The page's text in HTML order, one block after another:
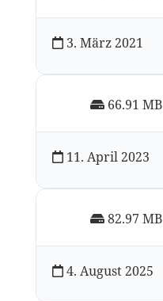
82.97 MB
4. August 2025
66.91 MB
11. April 2023
3. März 2021